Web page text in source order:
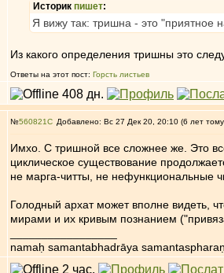
Историк пишет:
Я вижу так: тришна - это "приятное
Из какого определения тришны это
Ответы на этот пост: Горсть листьев
№560821 Добавлено: Вс 27 Дек 20, 20:10 (6 лет
Имхо. С тришной все сложнее же. Это
циклическое существование
не марга-читты, не нефункциональные
Голодный архат может вполне видеть,
мирами и их кривым познанием
namaḥ samantabhadrāya